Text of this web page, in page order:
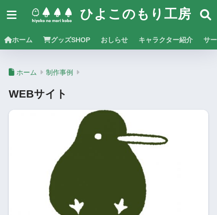
ひよこのもり工房
ホーム グッズSHOP おしらせ キャラクター紹介 サ
ホーム 制作事例
WEBサイト